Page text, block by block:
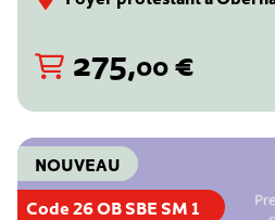
275,00€
Code 26 OB SBE SM 1
NOUVEAU